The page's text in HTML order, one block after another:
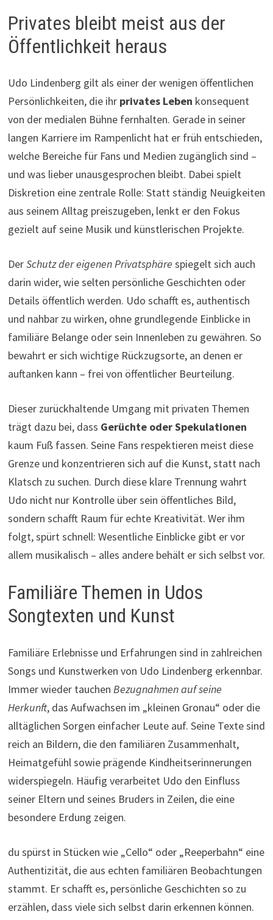
Privates bleibt meist aus der
Öffentlichkeit heraus
Udo Lindenberg gilt als einer der wenigen öffentlichen
Persönlichkeiten, die ihr privates Leben konsequent
von der medialen Bühne fernhalten. Gerade in seiner
langen Karriere im Rampenlicht hat er früh entschieden,
welche Bereiche für Fans und Medien zugänglich sind –
und was lieber unausgesprochen bleibt. Dabei spielt
Diskretion eine zentrale Rolle: Statt ständig Neuigkeiten
aus seinem Alltag preiszugeben, lenkt er den Fokus
gezielt auf seine Musik und künstlerischen Projekte.
DerSchutz der eigenen Privatsphäre spiegelt sich auch
darin wider, wie selten persönliche Geschichten oder
Details öffentlich werden. Udo schafft es, authentisch
und nahbar zu wirken, ohne grundlegende Einblicke in
familiäre Belange oder sein Innenleben zu gewähren. So
bewahrt er sich wichtige Rückzugsorte, an denen er
auftanken kann – frei von öffentlicher Beurteilung.
Dieser zurückhaltende Umgang mit privaten Themen
trägt dazu bei, dass Gerüchte oder Spekulationen
kaum Fuß fassen. Seine Fans respektieren meist diese
Grenze und konzentrieren sich auf die Kunst, statt nach
Klatsch zu suchen. Durch diese klare Trennung wahrt
Udo nicht nur Kontrolle über sein öffentliches Bild,
sondern schafft Raum für echte Kreativität. Wer ihm
folgt, spürt schnell: Wesentliche Einblicke gibt er vor
allem musikalisch – alles andere behält er sich selbst vor.
Familiäre Themen in Udos
Songtexten und Kunst
Familiäre Erlebnisse und Erfahrungen sind in zahlreichen
Songs und Kunstwerken von Udo Lindenberg erkennbar.
Immer wieder tauchen Bezugnahmen auf seine
Herkunft, das Aufwachsen im „kleinen Gronau“ oder die
alltäglichen Sorgen einfacher Leute auf. Seine Texte sind
reich an Bildern, die den familiären Zusammenhalt,
Heimatgefühl sowie prägende Kindheitserinnerungen
widerspiegeln. Häufig verarbeitet Udo den Einfluss
seiner Eltern und seines Bruders in Zeilen, die eine
besondere Erdung zeigen.
du spürst in Stücken wie „Cello“ oder „Reeperbahn“ eine
Authentizität, die aus echten familiären Beobachtungen
stammt. Er schafft es, persönliche Geschichten so zu
erzählen, dass viele sich selbst darin erkennen können.